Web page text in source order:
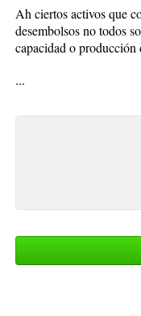
Ah ciertos activos que
desembolsos no todos
capacidad o producción
...